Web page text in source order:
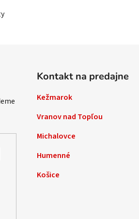
Kontakt na predajne
Kežmarok
Vranov nad Topľou
Michalovce
Humenné
Košice